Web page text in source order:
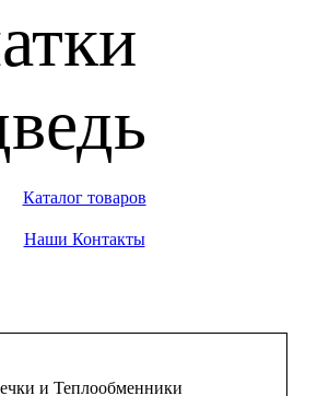
Каталог товаров
Наши Контакты
и Теплообменники